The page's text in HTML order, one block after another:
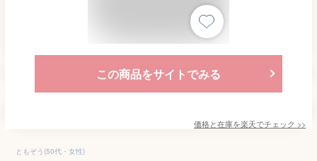
この商品をサイトでみる
価格と在庫を楽天でチェック >>
ともぞう(50代・女性)